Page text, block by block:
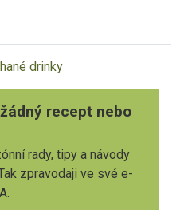
drinky
recept nebo
rady, tipy a návody
zpravodaji ve své e-